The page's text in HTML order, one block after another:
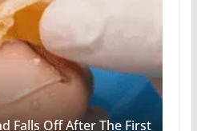
Falls Off After The First